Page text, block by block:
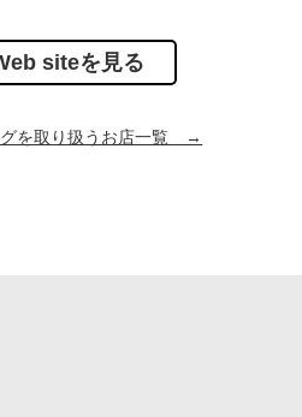
siteを見る
グを取り扱うお店一覧 →